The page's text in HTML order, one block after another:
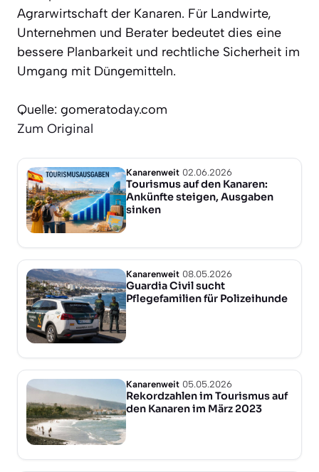
Agrarwirtschaft der Kanaren. Für Landwirte,
Unternehmen und Berater bedeutet dies eine
bessere Planbarkeit und rechtliche Sicherheit im
Umgang mit Düngemitteln.
Quelle: gomeratoday.com
Zum Original
Kanarenweit 02.06.2026
Tourismus auf den Kanaren:
Ankünfte steigen, Ausgaben
sinken
Kanarenweit 08.05.2026
Guardia Civil sucht
Pflegefamilien für Polizeihunde
Kanarenweit 05.05.2026
Rekordzahlen im Tourismus auf
den Kanaren im März 2023